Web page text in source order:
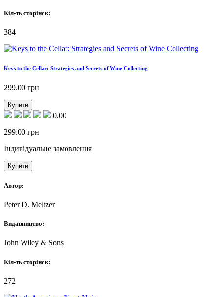
Кіл-ть сторінок:
384
Keys to the Cellar: Strategies and Secrets of Wine Collecting
299.00 грн
Купити
0.00
299.00 грн
Індивідуальне замовлення
Купити
Автор:
Peter D. Meltzer
Видавництво:
John Wiley & Sons
Кіл-ть сторінок:
272